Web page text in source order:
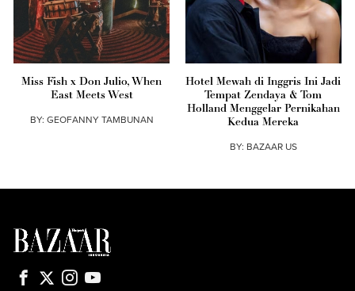
Miss Fish x Don Julio, When
East Meets West
BY: GEOFANNY TAMBUNAN
Hotel Mewah di Inggris Ini Jadi
Tempat Zendaya & Tom
Holland Menggelar Pernikahan
Kedua Mereka
BY: BAZAAR US